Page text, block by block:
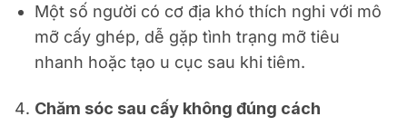
Một số người có cơ địa khó thích nghi với mô
mỡ cấy ghép, dễ gặp tình trạng mỡ tiêu
nhanh hoặc tạo u cục sau khi tiêm.
Chăm sóc sau cấy không đúng cách